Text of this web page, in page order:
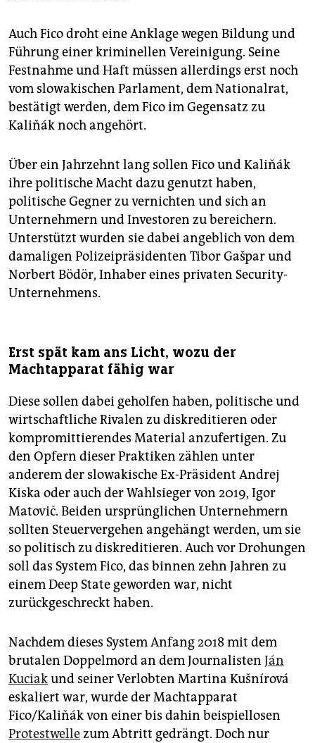
Auch Fico droht eine Anklage wegen Bildung und
Führung einer kriminellen Vereinigung. Seine
Festnahme und Haft müssen allerdings erst noch
vom slowakischen Parlament, dem Nationalrat,
bestätigt werden, dem Fico im Gegensatz zu
Kaliňák noch angehört.
Über ein Jahrzehnt lang sollen Fico und Kaliňák
ihre politische Macht dazu genutzt haben,
politische Gegner zu vernichten und sich an
Unternehmern und Investoren zu bereichern.
Unterstützt wurden sie dabei angeblich von dem
damaligen Polizeipräsidenten Tibor Gašpar und
Norbert Bödör, Inhaber eines privaten Security-
Unternehmens.
Erst spät kam ans Licht, wozu der
Machtapparat fähig war
Diese sollen dabei geholfen haben, politische und
wirtschaftliche Rivalen zu diskreditieren oder
kompromittierendes Material anzufertigen. Zu
den Opfern dieser Praktiken zählen unter
anderem der slowakische Ex-Präsident Andrej
Kiska oder auch der Wahlsieger von 2019, Igor
Matovič. Beiden ursprünglichen Unternehmern
sollten Steuervergehen angehängt werden, um sie
so politisch zu diskreditieren. Auch vor Drohungen
soll das System Fico, das binnen zehn Jahren zu
einem Deep State geworden war, nicht
zurückgeschreckt haben.
Nachdem dieses System Anfang 2018 mit dem
brutalen Doppelmord an dem Journalisten Ján
Kuciakund seiner Verlobten Martina Kušnírová
eskaliert war, wurde der Machtapparat
Fico/Kaliňák von einer bis dahin beispiellosen
Protestwellezum Abtritt gedrängt. Doch nur